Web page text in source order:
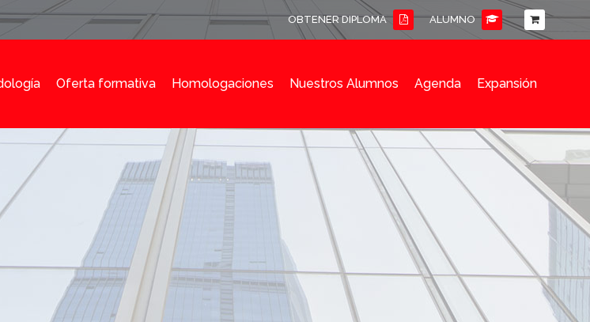
OBTENER DIPLOMA ALUMNO
Oferta formativa Homologaciones Nuestros Alumnos Agenda Expansión